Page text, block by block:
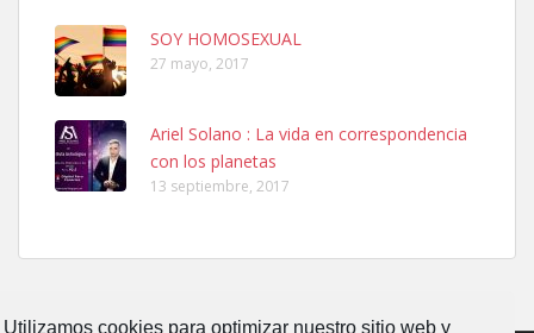
Utilizamos cookies para optimizar nuestro sitio web y
Ninfa perdida
El día 5 se los perdió una ninfa papillera, asustada tiene miedo a la
SOY HOMOSEXUAL
27 mayo, 2017
Ariel Solano : La vida en correspondencia
con los planetas
13 septiembre, 2017